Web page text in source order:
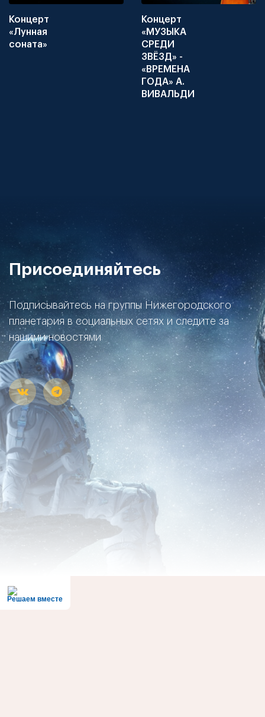
Концерт
«Лунная
соната»
Концерт
«МУЗЫКА
СРЕДИ
ЗВЁЗД» -
«ВРЕМЕНА
ГОДА» А.
ВИВАЛЬДИ
Присоединяйтесь
Подписывайтесь на группы Нижегородского
планетария в социальных сетях и следите за
нашими новостями
Решаем вместе